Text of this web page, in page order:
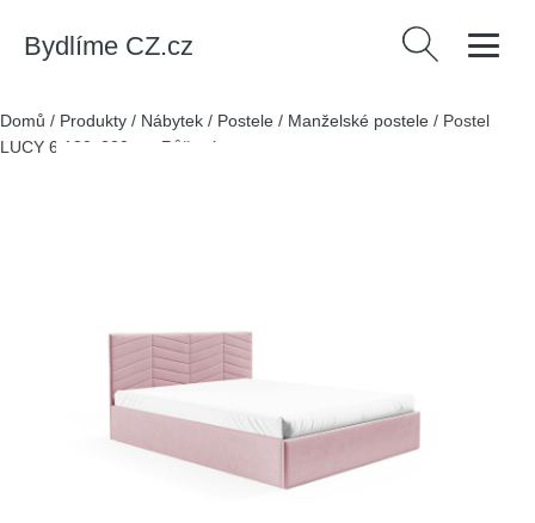
Bydlíme CZ.cz Vyhledávání
Domů / Produkty / Nábytek / Postele / Manželské postele / Postel
LUCY 6 180x200 cm Růžová